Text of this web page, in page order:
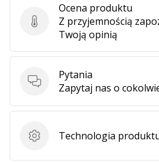
Ocena produktu
Ocena produktu
Z przyjemnością
Twoją opinią
Pytania
Pytania
Zapytaj nas o
Technologia produktu
Technologia